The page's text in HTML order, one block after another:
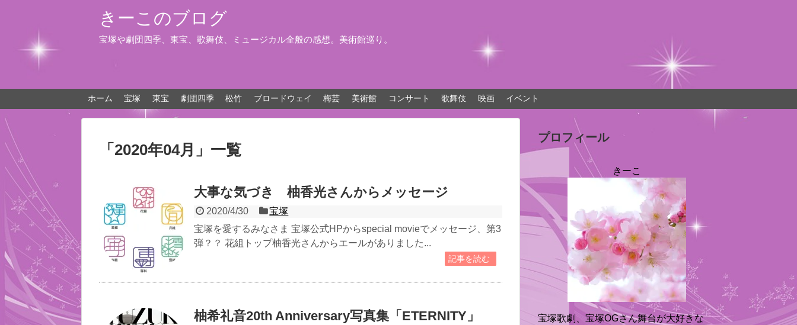
きーこのブログ
宝塚や劇団四季、東宝、歌舞伎、ミュージカル全般の感想。美術館巡り。
ホーム 宝塚 東宝 劇団四季 松竹 ブロードウェイ 梅芸 美術館 コンサート 歌舞伎 映画 イベント
「 2020年04月 」 一覧
大事な気づき 柚香光さんからメッセージ
2020/4/30
宝塚
宝塚を愛するみなさま 宝塚公式HPからspecial movieでメッセージ、第3
弾？？ 花組トップ柚香光さんからエールがありました...
記事を読む
柚希礼音20th Anniversary写真集「ETERNITY」
プロフィール
きーこ
宝塚歌劇、宝塚OGさん舞台が大好きな